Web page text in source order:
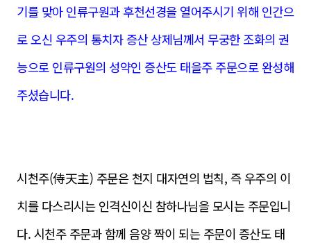
기를 맞아 인류구원과 후천선경을 열어주시기 위해 인간으
로 오신 우주의 통치자 증산 상제님께서 무궁한 조화의 권
능으로 인류구원의 성약인 증산도 태을주 주문으로 완성해
주셨습니다.
시천주(侍天主) 주문은 천지 대자연의 법칙, 즉 우주의 이
치를 다스리시는 인격신이신 참하나님을 모시는 주문입니
다. 시천주 주문과 함께 음양 짝이 되는 주문이 증산도 태